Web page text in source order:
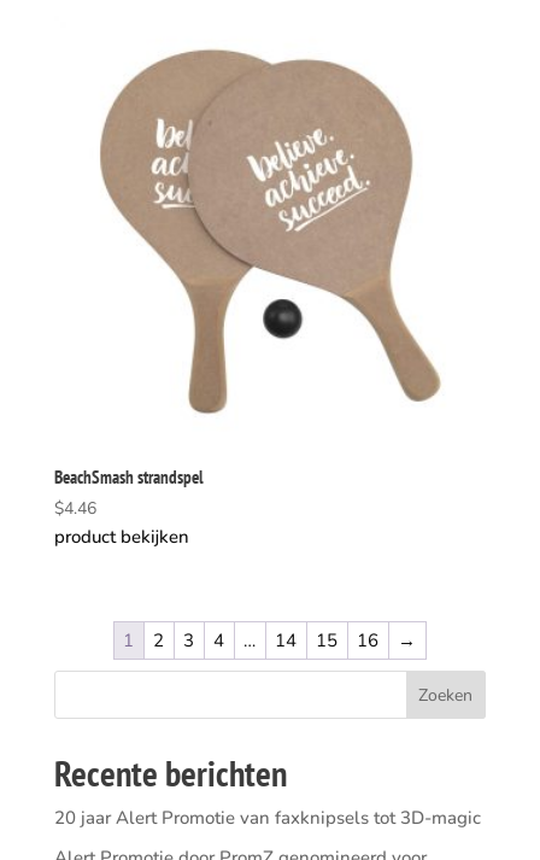
BeachSmash strandspel
$4.46
product bekijken
1 2 3 4 … 14 15 16 →
Recente berichten
20 jaar Alert Promotie van faxknipsels tot 3D-magic